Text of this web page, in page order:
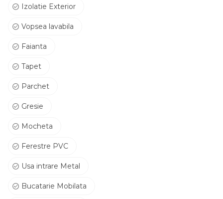
Izolatie Exterior
Vopsea lavabila
Faianta
Tapet
Parchet
Gresie
Mocheta
Ferestre PVC
Usa intrare Metal
Bucatarie Mobilata